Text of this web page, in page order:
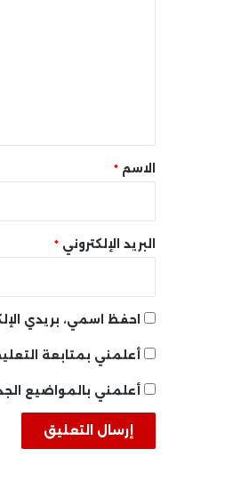
* الاسم *
البريد الإلكتروني *
احفظ اسمي، بريدي
أعلمني بمتابعة
أعلمني بالمواضيع